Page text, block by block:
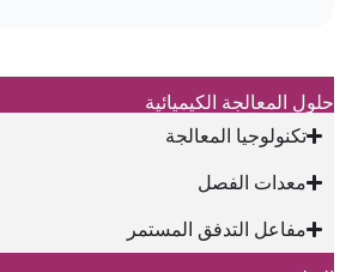
حلول المعالجة الكيميائية
تكنولوجيا المعالجة
معدات الفصل
مفاعل التدفق المستمر